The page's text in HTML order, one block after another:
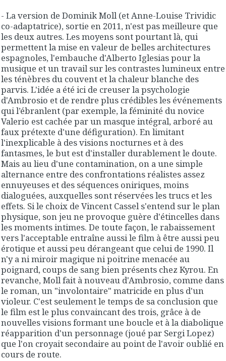
- La version de Dominik Moll (et Anne-Louise Trividic
co-adaptatrice), sortie en 2011, n'est pas meilleure que
les deux autres. Les moyens sont pourtant là, qui
permettent la mise en valeur de belles architectures
espagnoles, l'embauche d'Alberto Iglesias pour la
musique et un travail sur les contrastes lumineux entre
les ténèbres du couvent et la chaleur blanche des
parvis. L'idée a été ici de creuser la psychologie
d'Ambrosio et de rendre plus crédibles les événements
qui l’ébranlent (par exemple, la féminité du novice
Valerio est cachée par un masque intégral, arboré au
faux prétexte d'une défiguration). En limitant
l'inexplicable à des visions nocturnes et à des
fantasmes, le but est d'installer durablement le doute.
Mais au lieu d'une contamination, on a une simple
alternance entre des confrontations réalistes assez
ennuyeuses et des séquences oniriques, moins
dialoguées, auxquelles sont réservées les trucs et les
effets. Si le choix de Vincent Cassel s'entend sur le plan
physique, son jeu ne provoque guère d'étincelles dans
les moments intimes. De toute façon, le rabaissement
vers l'acceptable entraîne aussi le film à être aussi peu
érotique et aussi peu dérangeant que celui de 1990. Il
n'y a ni miroir magique ni poitrine menacée au
poignard, coups de sang bien présents chez Kyrou. En
revanche, Moll fait à nouveau d'Ambrosio, comme dans
le roman, un "involontaire" matricide en plus d'un
violeur. C'est seulement le temps de sa conclusion que
le film est le plus convaincant des trois, grâce à de
nouvelles visions formant une boucle et à la diabolique
réapparition d'un personnage (joué par Sergi Lopez)
que l'on croyait secondaire au point de l'avoir oublié en
cours de route.